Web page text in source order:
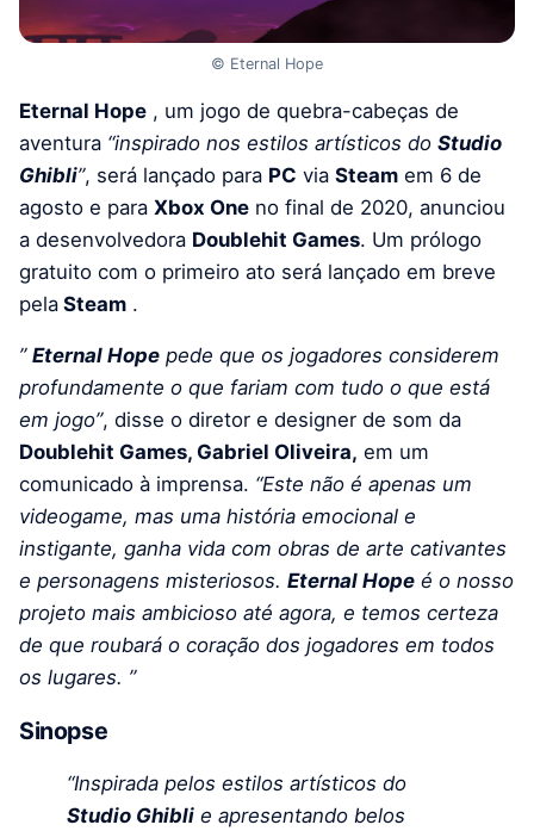
© Eternal Hope
Eternal Hope , um jogo de quebra-cabeças de
aventura “inspirado nos estilos artísticos do Studio
Ghibli”, será lançado para PC via Steam em 6 de
agosto e para Xbox One no final de 2020, anunciou
a desenvolvedora Doublehit Games. Um prólogo
gratuito com o primeiro ato será lançado em breve
pela Steam .
” Eternal Hope pede que os jogadores considerem
profundamente o que fariam com tudo o que está
em jogo”, disse o diretor e designer de som da
Doublehit Games, Gabriel Oliveira, em um
comunicado à imprensa. “Este não é apenas um
videogame, mas uma história emocional e
instigante, ganha vida com obras de arte cativantes
e personagens misteriosos. Eternal Hope é o nosso
projeto mais ambicioso até agora, e temos certeza
de que roubará o coração dos jogadores em todos
os lugares. ”
Sinopse
“Inspirada pelos estilos artísticos do
Studio Ghibli e apresentando belos